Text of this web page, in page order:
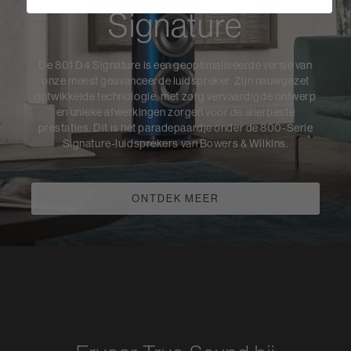
Signature
De 801 D4 Signature is een geoptimaliseerde versie van
onze meest geavanceerde luidspreker. Zijn nauwgezet
ontwikkelde technologie, met zorg vervaardigde ontwerp
en unieke afwerkingen zorgen voor de allerbeste
prestaties. Dit is het paradepaardje onder de 800-Serie
Signature-luidsprekers van Bowers & Wilkins.
ONTDEK MEER